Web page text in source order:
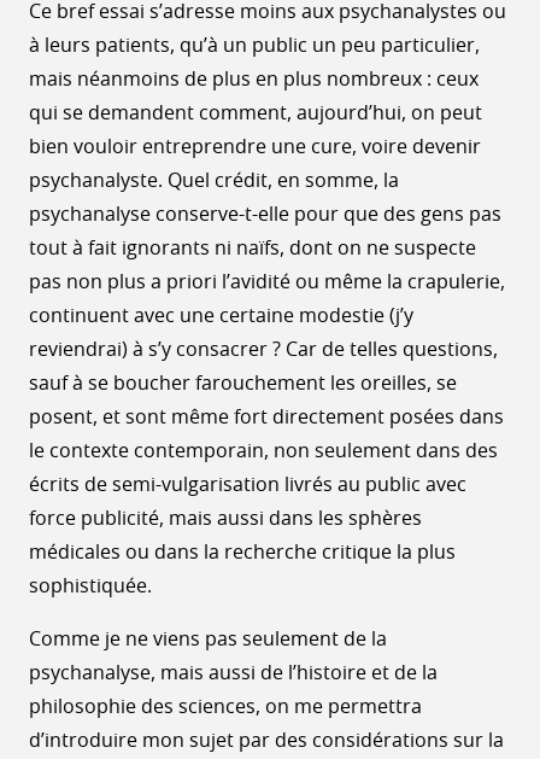
Ce bref essai s’adresse moins aux psychanalystes ou
à leurs patients, qu’à un public un peu particulier,
mais néanmoins de plus en plus nombreux : ceux
qui se demandent comment, aujourd’hui, on peut
bien vouloir entreprendre une cure, voire devenir
psychanalyste. Quel crédit, en somme, la
psychanalyse conserve-t-elle pour que des gens pas
tout à fait ignorants ni naïfs, dont on ne suspecte
pas non plus a priori l’avidité ou même la crapulerie,
continuent avec une certaine modestie (j’y
reviendrai) à s’y consacrer ? Car de telles questions,
sauf à se boucher farouchement les oreilles, se
posent, et sont même fort directement posées dans
le contexte contemporain, non seulement dans des
écrits de semi-vulgarisation livrés au public avec
force publicité, mais aussi dans les sphères
médicales ou dans la recherche critique la plus
sophistiquée.
Comme je ne viens pas seulement de la
psychanalyse, mais aussi de l’histoire et de la
philosophie des sciences, on me permettra
d’introduire mon sujet par des considérations sur la